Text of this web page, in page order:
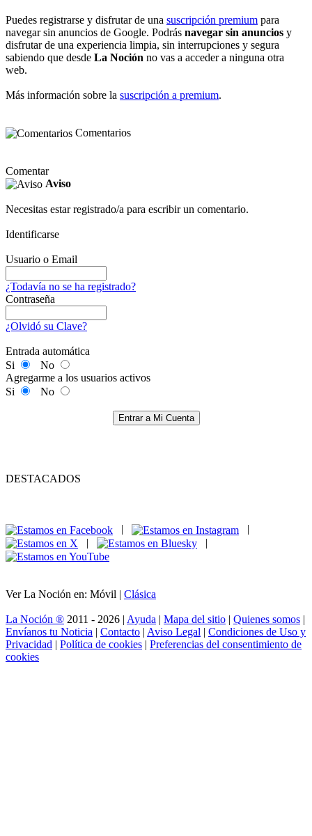
Puedes registrarse y disfrutar de una suscripción premium para
navegar sin anuncios de Google. Podrás navegar sin anuncios y
disfrutar de una experiencia limpia, sin interrupciones y segura
sabiendo que desde La Noción no vas a acceder a ninguna otra
web.
Más información sobre la suscripción a premium.
Comentarios
Comentar
Aviso
Necesitas estar registrado/a para escribir un comentario.
Identificarse
Usuario o Email
¿Todavía no se ha registrado?
Contraseña
¿Olvidó su Clave?
Entrada automática
Si
No
Agregarme a los usuarios activos
Si
No
Entrar a Mi Cuenta
DESTACADOS
|
|
Ver La Noción en: Móvil | Clásica
La Noción ® 2011 - 2026 | Ayuda | Mapa del sitio | Quienes somos |
Envíanos tu Noticia | Contacto | Aviso Legal | Condiciones de Uso y
Privacidad | Política de cookies | Preferencias del consentimiento de
cookies